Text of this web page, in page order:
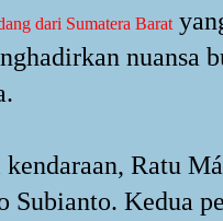
dari Sumatera Barat
nuansa
Ratu
Subianto. Kedua